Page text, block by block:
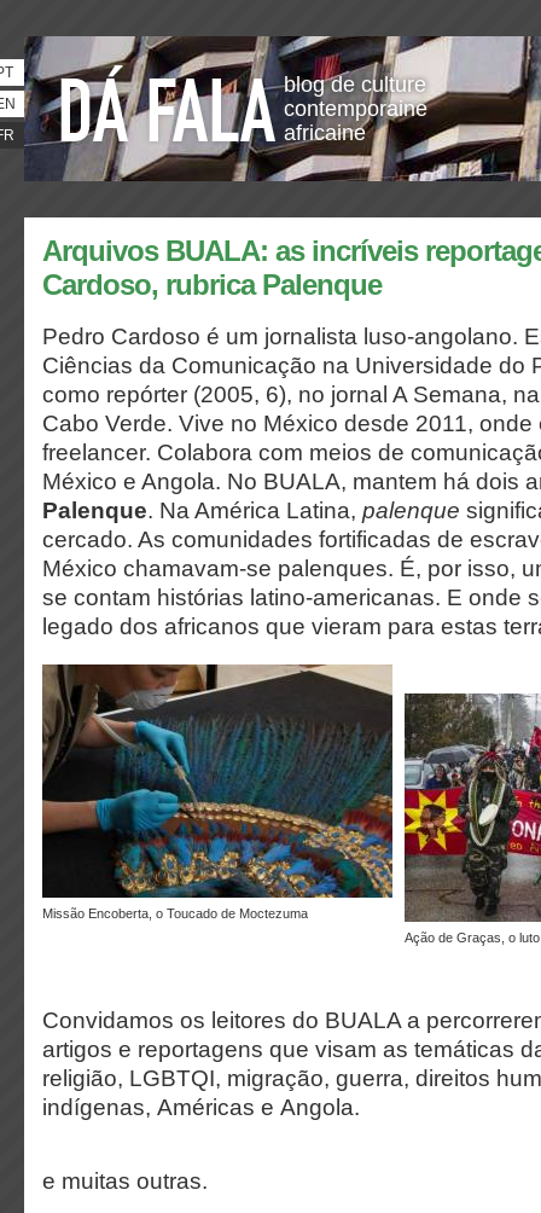
blog de culture
contemporaine
africaine
Arquivos BUALA: as incríveis
Cardoso, rubrica Palenque
Pedro Cardoso é um jornalista luso-angolano.
Ciências da Comunicação na Universidade do
como repórter (2005, 6), no jornal A Semana,
Cabo Verde. Vive no México desde 2011, onde
freelancer. Colabora com meios de
México e Angola. No BUALA, mantem há dois
Palenque. Na América Latina, palenque
cercado. As comunidades fortificadas de
México chamavam-se palenques. É, por isso,
se contam histórias latino-americanas. E onde
legado dos africanos que vieram para estas
Missão Encoberta, o Toucado de Moctezuma
Ação de Graças, o
Convidamos os leitores do BUALA a
artigos e reportagens que visam as temáticas
religião, LGBTQI, migração, guerra, direitos
indígenas, Américas e Angola.
e muitas outras.